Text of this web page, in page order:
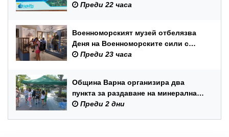
Преди 22 часа
Военноморският музей отбелязва
Деня на Военноморските сили с
вход свободен и филмови
Преди 23 часа
Община Варна организира два
пункта за раздаване на минерална
водаПреди 2 дни